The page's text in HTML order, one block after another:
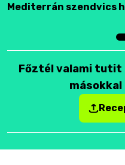
Mediterrán szendvics
Főztél valami tutit